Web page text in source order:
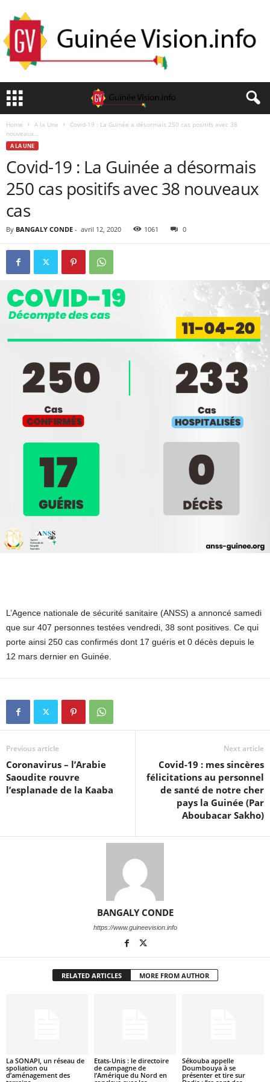
Home A la Une
Covid-19 : La Guinée a désormais 250 cas positifs avec 38
nouveaux...
A LA UNE
Covid-19 : La Guinée a désormais
250 cas positifs avec 38 nouveaux
cas
By BANGALY CONDE - avril 12, 2020 1061 0
L’Agence nationale de sécurité sanitaire (ANSS) a annoncé samedi
que sur 407 personnes testées vendredi, 38 sont positives. Ce qui
porte ainsi 250 cas confirmés dont 17 guéris et 0 décès depuis le
12 mars dernier en Guinée.
Previous article
Coronavirus – l’Arabie
Saoudite rouvre
l’esplanade de la Kaaba
Next article
Covid-19 : mes sincères
félicitations au personnel
de santé de notre cher
pays la Guinée (Par
Aboubacar Sakho)
BANGALY CONDE
https://www.guineevision.info
RELATED ARTICLES MORE FROM AUTHOR
La SONAPI, un réseau de
spoliation ou
d’aménagement des
Etats-Unis : le directoire
de campagne de
l’Amérique du Nord en
Sékouba appelle
Doumbouya à se
présenter et tire sur